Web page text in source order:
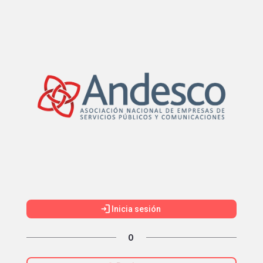
login Inicia sesión
O